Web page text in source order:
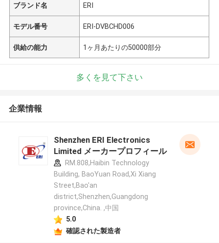
ブランド名 ERI
モデル番号 ERI-DVBCHD006
供給の能力 1ヶ月あたりの50000部分
多くを見て下さい
企業情報
Shenzhen ERI Electronics
Limited メーカープロフィール
RM.808,Haibin Technology
Building, BaoYuan Road,Xi Xiang
Street,Bao'an
district,Shenzhen,Guangdong
province,China. ,中国
5.0
確認された製造者